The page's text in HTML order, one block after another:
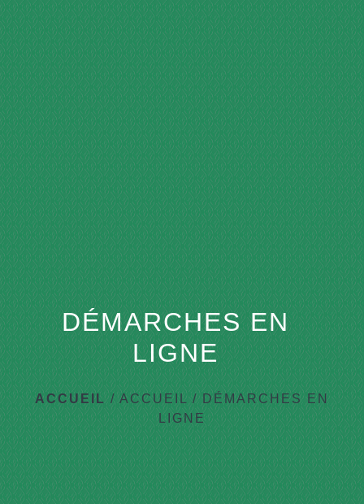
menu
DÉMARCHES EN
LIGNE
ACCUEIL/ACCUEIL/DÉMARCHES EN
LIGNE